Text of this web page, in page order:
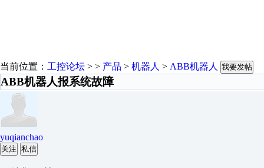
当前位置： 工控论坛 > > 产品 > 机器人 > ABB机器人 我要发帖
ABB机器人报系统故障
yuqianchao
关注 私信